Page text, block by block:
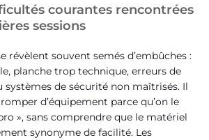
courantes rencontrées
sessions
révèlent souvent semés d’embûches :
planche trop technique, erreurs de
systèmes de sécurité non maîtrisés. Il
d’équipement parce qu’on le
», sans comprendre que le matériel
synonyme de facilité. Les